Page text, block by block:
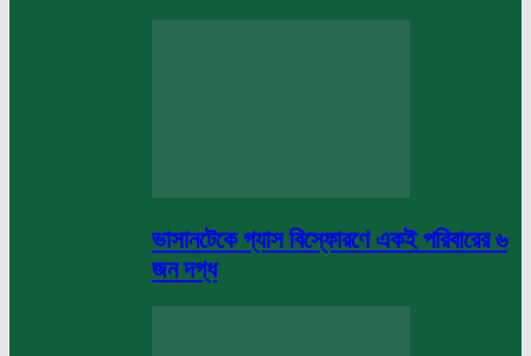
ভাসানটেকে গ্যাস বিস্ফোরণে একই পরিবারের ৬
জন দগ্ধ